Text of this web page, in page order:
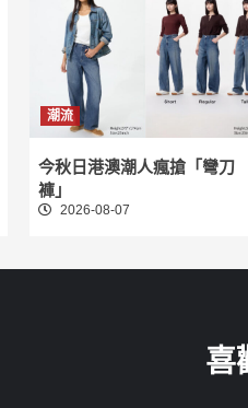
潮流
今秋日港澳潮人瘋搶「彎刀
褲」
2026-08-07
喜